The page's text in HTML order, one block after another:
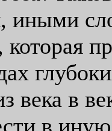
иными
века в
в